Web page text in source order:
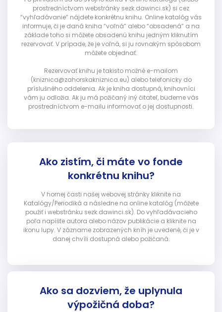
prostredníctvom webstránky sezk.dawinci.sk) si cez
“vyhľadávanie” nájdete konkrétnu knihu. Online katalóg vás
informuje, či je daná kniha “voľná” alebo “obsadená” a na
základe toho si môžete obsadenú knihu jedným kliknutím
rezervovať. V prípade, že je voľná, si ju rovnakým spôsobom
môžete objednať.
Rezervovať knihu je takisto možné e-mailom
(kniznica@zahorskakniznica.eu) alebo telefonicky do
príslušného oddelenia. Ak je kniha dostupná, knihovníci
vám ju odložia. Ak ju má požičaný iný čitateľ, budeme vás
prostredníctvom e-mailu informovať o jej dostupnosti.
Ako zistím, či máte vo fonde
konkrétnu knihu?
V hornej časti našej webovej stránky kliknite na
Katalógy/Periodiká a následne na online katalóg (môžete
použiť i webstránku sezk.dawinci.sk). Do vyhľadávacieho
poľa napíšte autora alebo názov publikácie a kliknite na
ikonu lupy. V zázname zobrazených kníh je uvedené, či je v
danej chvíli dostupná alebo požičaná.
Ako sa dozviem, že uplynula
výpožičná doba?